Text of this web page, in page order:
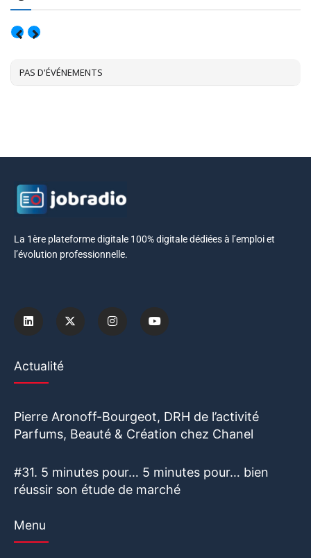
PAS D'ÉVÉNEMENTS
La 1ère plateforme digitale 100% digitale dédiées à l’emploi et
l’évolution professionnelle.
Actualité
Pierre Aronoff-Bourgeot, DRH de l’activité
Parfums, Beauté & Création chez Chanel
#31. 5 minutes pour… 5 minutes pour… bien
réussir son étude de marché
Menu